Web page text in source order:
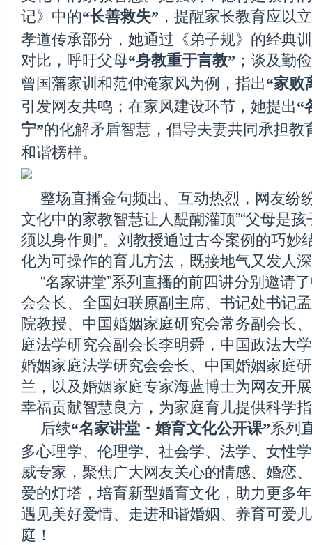
记》中的“长善救失” ，提醒家长教育应以
孝道传承部分，她通过《弟子规》的经典
对比，呼吁父母“身教重于言教” ；谈及勤
曾国藩家训和范仲淹家风为例，指出“家败
引发网友共鸣；在家风建设环节，她提出“
宁”的化解矛盾智慧，倡导夫妻共同承担教
和谐榜样。
整场直播金句频出、互动热烈，网友纷
文化中的家教智慧让人醍醐灌顶”“父母是
须以身作则”。刘教授通过古今案例的巧妙
化为可操作的育儿方法，既接地气又发人
“名家讲堂”系列直播的前四讲分别邀请
会会长、全国妇联原副主席、书记处书记
院教授、中国婚姻家庭研究会常务副会长
庭法学研究会副会长李明舜，中国政法大
婚姻家庭法学研究会会长、中国婚姻家庭
兰，以及婚姻家庭专家海蓝博士为网友开
幸福贡献智慧良方，为家庭育儿提供科学
后续“名家讲堂・婚育文化公开课”系列
多心理学、伦理学、社会学、法学、女性
威专家，聚焦广大网友关心的情感、婚恋
爱的灯塔，培育新型婚育文化，助力更多
遇见美好爱情、走进和谐婚姻、养育可爱
庭！